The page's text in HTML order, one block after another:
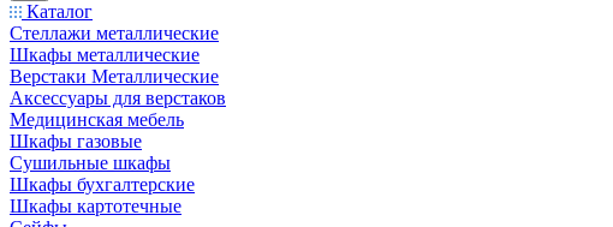
Каталог
Стеллажи металлические
Шкафы металлические
Верстаки Металлические
Аксессуары для верстаков
Медицинская мебель
Шкафы газовые
Сушильные шкафы
Шкафы бухгалтерские
Шкафы картотечные